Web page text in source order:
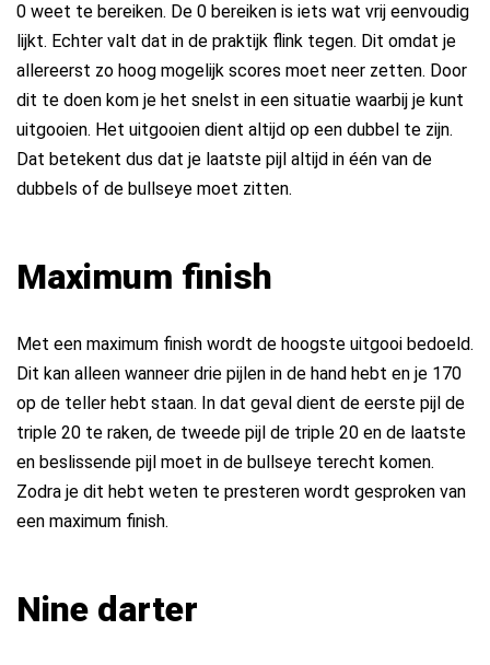
0 weet te bereiken. De 0 bereiken is iets wat vrij eenvoudig
lijkt. Echter valt dat in de praktijk flink tegen. Dit omdat je
allereerst zo hoog mogelijk scores moet neer zetten. Door
dit te doen kom je het snelst in een situatie waarbij je kunt
uitgooien. Het uitgooien dient altijd op een dubbel te zijn.
Dat betekent dus dat je laatste pijl altijd in één van de
dubbels of de bullseye moet zitten.
Maximum finish
Met een maximum finish wordt de hoogste uitgooi bedoeld.
Dit kan alleen wanneer drie pijlen in de hand hebt en je 170
op de teller hebt staan. In dat geval dient de eerste pijl de
triple 20 te raken, de tweede pijl de triple 20 en de laatste
en beslissende pijl moet in de bullseye terecht komen.
Zodra je dit hebt weten te presteren wordt gesproken van
een maximum finish.
Nine darter